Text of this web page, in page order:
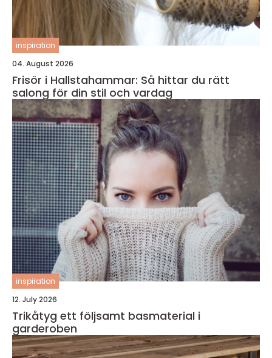
inspiration
04. August 2026
Frisör i Hallstahammar: Så hittar du rätt
salong för din stil och vardag
inspiration
12. July 2026
Trikåtyg ett följsamt basmaterial i
garderoben